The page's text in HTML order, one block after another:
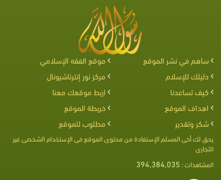
ساهم في نشر الموقع
موقع الفقه الإسلامي
دليلك للإسلام
مركز نور إنترناشيونال
كيف تساعدنا
اربط موقعك معنا
اهداف الموقع
خريطة الموقع
شكر وتقدير
مطلوب للموقع
يحق لك أخى المسلم الإستفادة من محتوى الموقع فى الإستخدام الشخصى غير
التجارى
المشاهدات : 394,384,035